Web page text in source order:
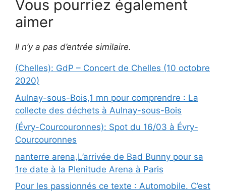
Vous pourriez également
aimer
Il n’y a pas d’entrée similaire.
(Chelles): GdP – Concert de Chelles (10 octobre
2020)
Aulnay-sous-Bois,1 mn pour comprendre : La
collecte des déchets à Aulnay-sous-Bois
(Évry-Courcouronnes): Spot du 16/03 à Évry-
Courcouronnes
nanterre arena,L’arrivée de Bad Bunny pour sa
1re date à la Plenitude Arena à Paris
Pour les passionnés ce texte : Automobile. C’est